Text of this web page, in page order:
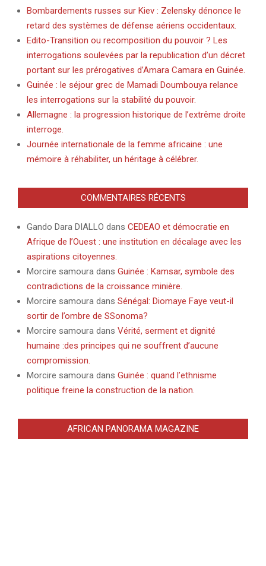
Bombardements russes sur Kiev : Zelensky dénonce le
retard des systèmes de défense aériens occidentaux.
Edito-Transition ou recomposition du pouvoir ? Les
interrogations soulevées par la republication d’un décret
portant sur les prérogatives d’Amara Camara en Guinée.
Guinée : le séjour grec de Mamadi Doumbouya relance
les interrogations sur la stabilité du pouvoir.
Allemagne : la progression historique de l’extrême droite
interroge.
Journée internationale de la femme africaine : une
mémoire à réhabiliter, un héritage à célébrer.
COMMENTAIRES RÉCENTS
Gando Dara DIALLO dans CEDEAO et démocratie en
Afrique de l’Ouest : une institution en décalage avec les
aspirations citoyennes.
Morcire samoura dans Guinée : Kamsar, symbole des
contradictions de la croissance minière.
Morcire samoura dans Sénégal: Diomaye Faye veut-il
sortir de l’ombre de SSonoma?
Morcire samoura dans Vérité, serment et dignité
humaine :des principes qui ne souffrent d’aucune
compromission.
Morcire samoura dans Guinée : quand l’ethnisme
politique freine la construction de la nation.
AFRICAN PANORAMA MAGAZINE